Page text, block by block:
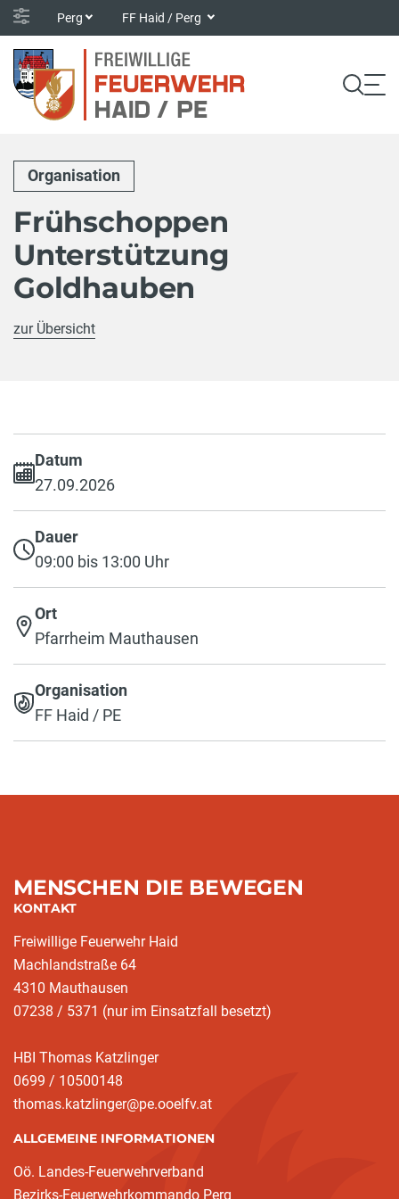
Perg FF Haid / Perg
Organisation
Frühschoppen
Unterstützung
Goldhauben
zur Übersicht
Datum
27.09.2026
Dauer
09:00 bis 13:00 Uhr
Ort
Pfarrheim Mauthausen
Organisation
FF Haid / PE
MENSCHEN DIE BEWEGEN
KONTAKT
Freiwillige Feuerwehr Haid
Machlandstraße 64
4310 Mauthausen
07238 / 5371 (nur im Einsatzfall besetzt)
HBI Thomas Katzlinger
0699 / 10500148
thomas.katzlinger@pe.ooelfv.at
ALLGEMEINE INFORMATIONEN
Oö. Landes-Feuerwehrverband
Bezirks-Feuerwehrkommando Perg